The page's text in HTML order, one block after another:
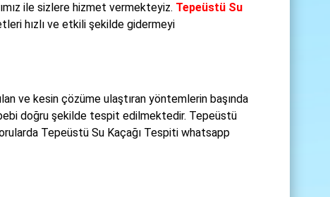
ile sizlere hizmet vermekteyiz. Tepeüstü Su
hızlı ve etkili şekilde gidermeyi
ve kesin çözüme ulaştıran yöntemlerin başında
doğru şekilde tespit edilmektedir. Tepeüstü
Tepeüstü Su Kaçağı Tespiti whatsapp